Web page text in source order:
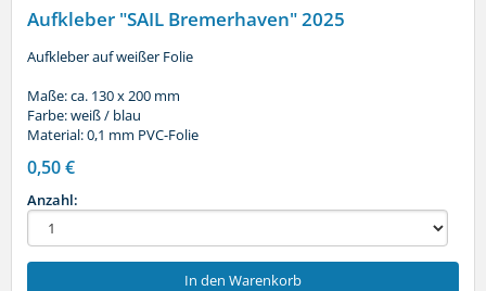
Aufkleber "SAIL Bremerhaven" 2025
Aufkleber auf weißer Folie
Maße: ca. 130 x 200 mm
Farbe: weiß / blau
Material: 0,1 mm PVC-Folie
0,50 €
Anzahl:
In den Warenkorb